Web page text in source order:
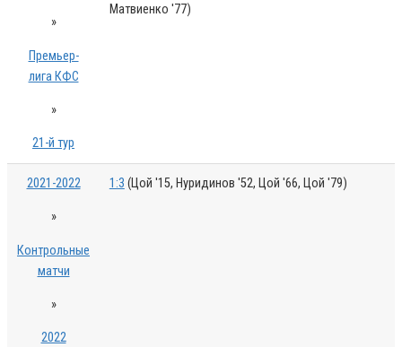
»
Премьер-
лига КФС
»
21-й тур
Матвиенко '77)
2021-2022
»
Контрольные
матчи
»
2022
1:3 (Цой '15, Нуридинов '52, Цой '66, Цой '79)